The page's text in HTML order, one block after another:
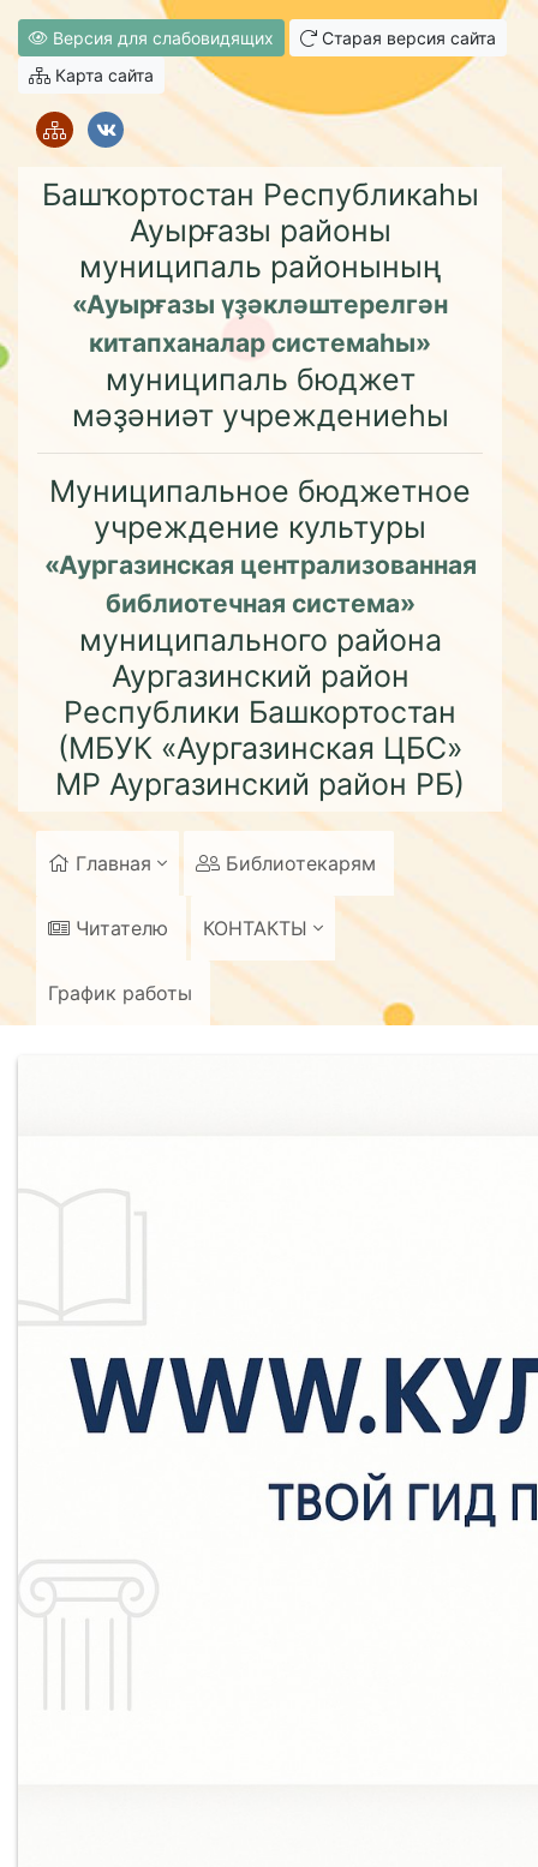
Версия для слабовидящих
Старая версия сайта
Карта сайта
Башҡортостан Республикаһы
Ауырғазы районы
муниципаль районының
«Ауырғазы үҙәкләштерелгән
китапханалар системаһы»
муниципаль бюджет
мәҙәниәт учреждениеһы
Муниципальное бюджетное
учреждение культуры
«Аургазинская централизованная
библиотечная система»
муниципального района
Аургазинский район
Республики Башкортостан
(МБУК «Аургазинская ЦБС»
МР Аургазинский район РБ)
Главная Библиотекарям
Читателю КОНТАКТЫ
График работы